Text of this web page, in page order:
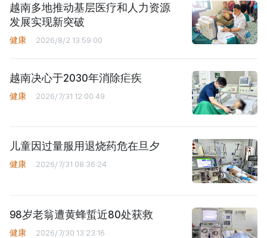
越南多地推动基层医疗和人力资源
发展实现新突破
健康 2026/8/2 13:59:00
越南决心于2030年消除疟疾
健康 2026/7/31 12:00:49
儿童因过量服用退烧药危在旦夕
健康 2026/7/31 08:36:24
98岁老翁遭黄蜂蜇近80处获救
健康 2026/7/30 13:23:16